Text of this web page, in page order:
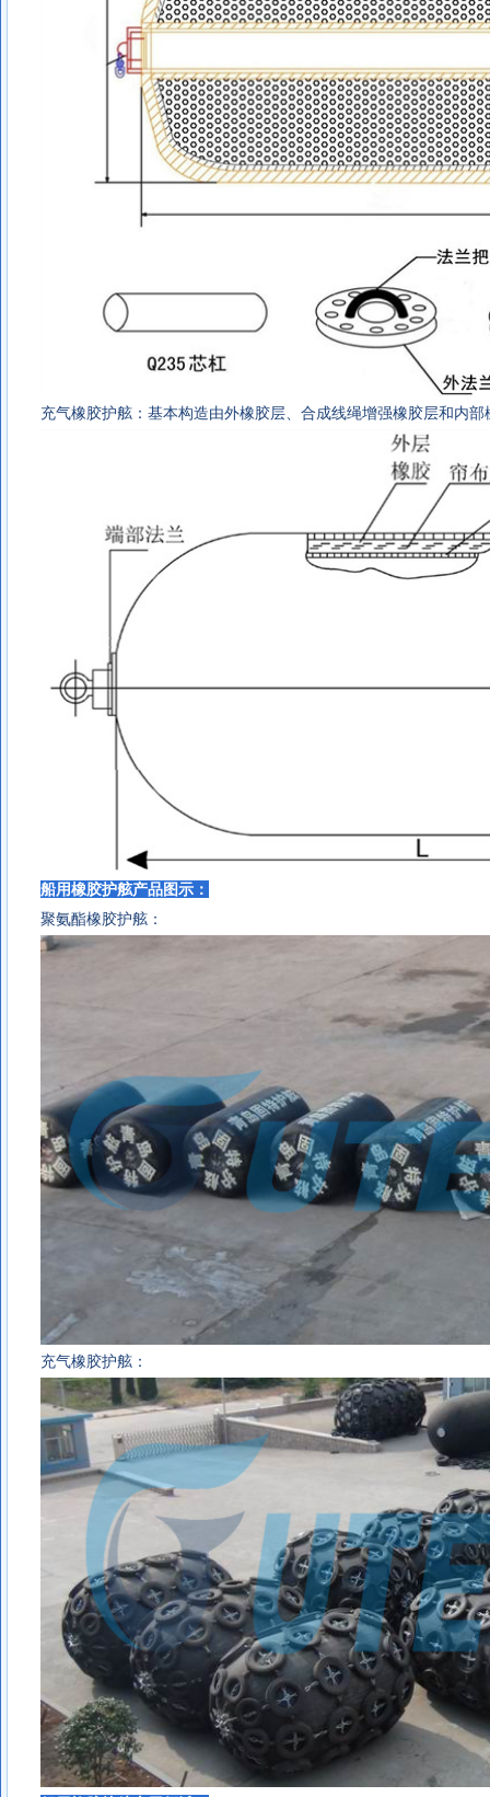
充气橡胶护舷 ：基本构造由外橡胶层、合成线绳增强橡胶层和内
船用橡胶护舷产品图示：
聚氨酯橡胶护舷：
充气橡胶护舷：